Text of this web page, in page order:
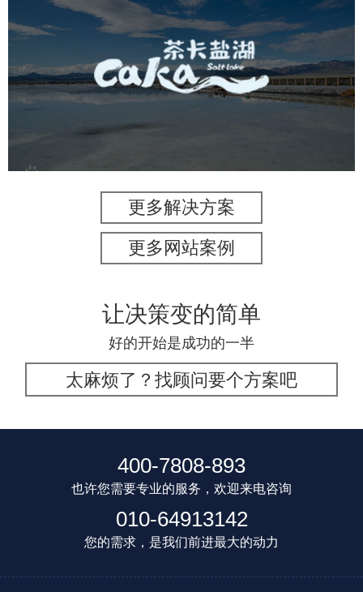
茶卡盐湖
更多解决方案
更多网站案例
让决策变的简单
好的开始是成功的一半
太麻烦了？找顾问要个方案吧
400-7808-893
也许您需要专业的服务，欢迎来电咨询
010-64913142
您的需求，是我们前进最大的动力